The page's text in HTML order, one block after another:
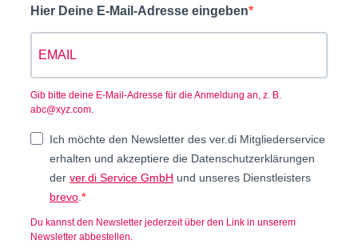
Hier Deine E-Mail-Adresse eingeben
Gib bitte deine E-Mail-Adresse für die Anmeldung an, z. B.
abc@xyz.com.
Ich möchte den Newsletter des ver.di Mitgliederservice
erhalten und akzeptiere die Datenschutzerklärungen
der ver.di Service GmbH und unseres Dienstleisters
brevo
Du kannst den Newsletter jederzeit über den Link in unserem
Newsletter abbestellen.